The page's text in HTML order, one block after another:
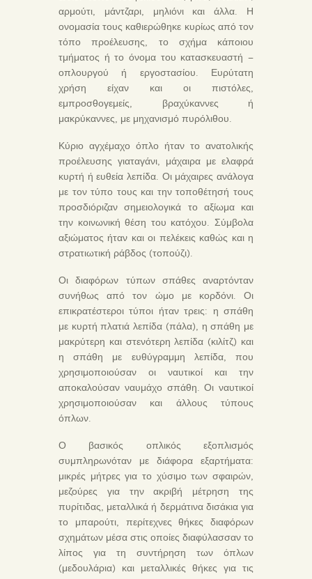
αρμούτι, μάντζαρι, μηλιόνι και άλλα. Η
ονομασία τους καθιερώθηκε κυρίως από τον
τόπο προέλευσης, το σχήμα κάποιου
τμήματος ή το όνομα του κατασκευαστή –
οπλουργού ή εργοστασίου. Ευρύτατη
χρήση είχαν και οι πιστόλες,
εμπροσθογεμείς, βραχύκαννες ή
μακρύκαννες, με μηχανισμό πυρόλιθου.
Κύριο αγχέμαχο όπλο ήταν το ανατολικής
προέλευσης γιαταγάνι, μάχαιρα με ελαφρά
κυρτή ή ευθεία λεπίδα. Οι μάχαιρες ανάλογα
με τον τύπο τους και την τοποθέτησή τους
προσδιόριζαν σημειολογικά το αξίωμα και
την κοινωνική θέση του κατόχου. Σύμβολα
αξιώματος ήταν και οι πελέκεις καθώς και η
στρατιωτική ράβδος (τοπούζι).
Οι διαφόρων τύπων σπάθες αναρτόνταν
συνήθως από τον ώμο με κορδόνι. Οι
επικρατέστεροι τύποι ήταν τρεις: η σπάθη
με κυρτή πλατιά λεπίδα (πάλα), η σπάθη με
μακρύτερη και στενότερη λεπίδα (κιλίτζ) και
η σπάθη με ευθύγραμμη λεπίδα, που
χρησιμοποιούσαν οι ναυτικοί και την
αποκαλούσαν ναυμάχο σπάθη. Οι ναυτικοί
χρησιμοποιούσαν και άλλους τύπους
όπλων.
Ο βασικός οπλικός εξοπλισμός
συμπληρωνόταν με διάφορα εξαρτήματα:
μικρές μήτρες για το χύσιμο των σφαιρών,
μεζούρες για την ακριβή μέτρηση της
πυρίτιδας, μεταλλικά ή δερμάτινα δισάκια για
το μπαρούτι, περίτεχνες θήκες διαφόρων
σχημάτων μέσα στις οποίες διαφύλασσαν το
λίπος για τη συντήρηση των όπλων
(μεδουλάρια) και μεταλλικές θήκες για τις